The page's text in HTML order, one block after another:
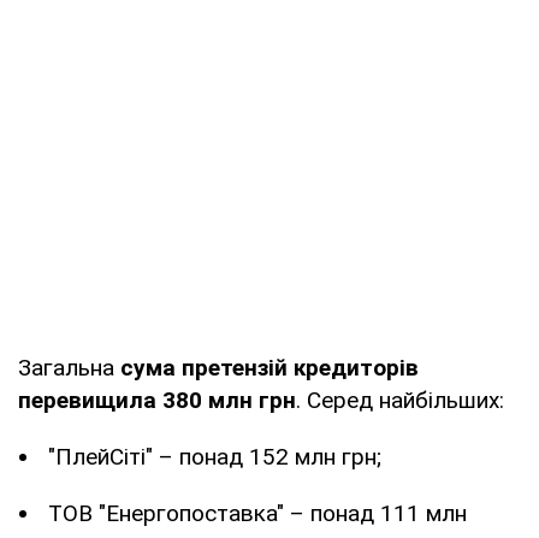
Загальна сума претензій кредиторів
перевищила 380 млн грн. Серед найбільших:
"ПлейСіті" – понад 152 млн грн;
ТОВ "Енергопоставка" – понад 111 млн